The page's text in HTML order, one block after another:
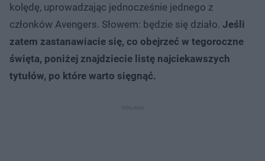
kolędę, uprowadzając jednocześnie jednego z
członków Avengers. Słowem: będzie się działo. Jeśli
zatem zastanawiacie się, co obejrzeć w tegoroczne
święta, poniżej znajdziecie listę najciekawszych
tytułów, po które warto sięgnąć.